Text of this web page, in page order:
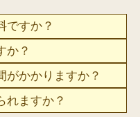
ですか？
か？
がかかりますか？
れますか？